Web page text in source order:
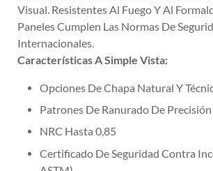
Visual. Resistentes Al Fuego Y Al
Paneles Cumplen Las Normas De
Internacionales.
Características A Simple Vista:
Opciones De Chapa Natural Y
Patrones De Ranurado De Precisión
NRC Hasta 0,85
Certificado De Seguridad Contra